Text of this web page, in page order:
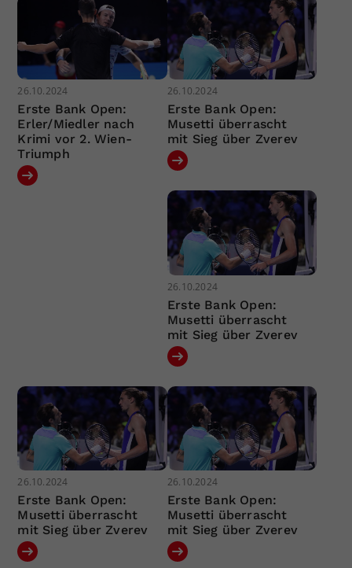
26.10.2024
Erste Bank Open:
Erler/Miedler nach
Krimi vor 2. Wien-
Triumph
26.10.2024
Erste Bank Open:
Musetti überrascht
mit Sieg über Zverev
26.10.2024
Erste Bank Open:
Musetti überrascht
mit Sieg über Zverev
26.10.2024
Erste Bank Open:
Musetti überrascht
mit Sieg über Zverev
26.10.2024
Erste Bank Open:
Musetti überrascht
mit Sieg über Zverev